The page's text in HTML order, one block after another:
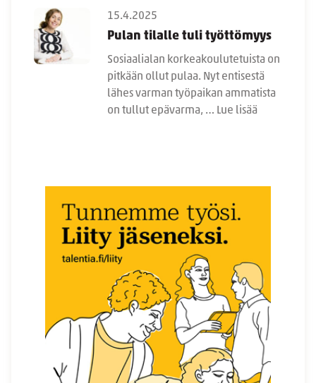
15.4.2025
Pulan tilalle tuli työttömyys
Sosiaalialan korkeakoulutetuista on
pitkään ollut pulaa. Nyt entisestä
lähes varman työpaikan ammatista
on tullut epävarma, … Lue lisää